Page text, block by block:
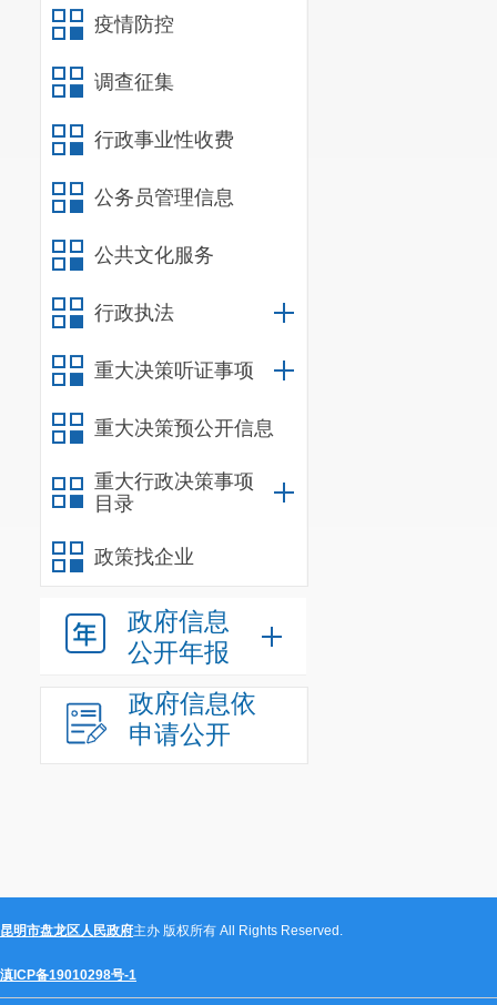
疫情防控
调查征集
行政事业性收费
公务员管理信息
公共文化服务
行政执法
重大决策听证事项
重大决策预公开信息
重大行政决策事项
目录
政策找企业
政府信息
公开年报
政府信息依
申请公开
昆明市盘龙区人民政府主办 版权所有 All Rights Reserved.
滇ICP备19010298号-1